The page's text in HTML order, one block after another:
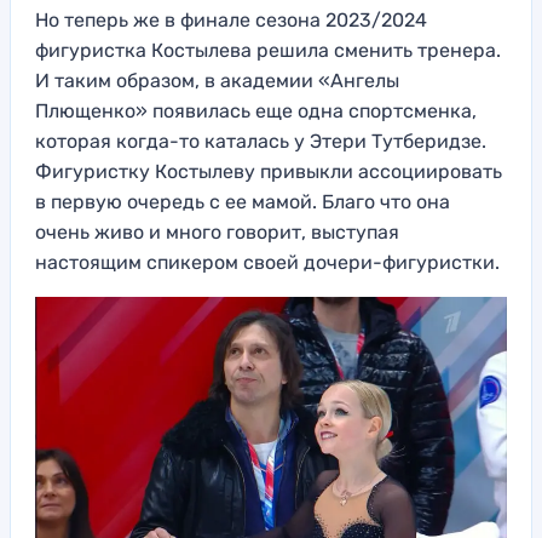
Но теперь же в финале сезона 2023/2024
фигуристка Костылева решила сменить тренера.
И таким образом, в академии «Ангелы
Плющенко» появилась еще одна спортсменка,
которая когда-то каталась у Этери Тутберидзе.
Фигуристку Костылеву привыкли ассоциировать
в первую очередь с ее мамой. Благо что она
очень живо и много говорит, выступая
настоящим спикером своей дочери-фигуристки.